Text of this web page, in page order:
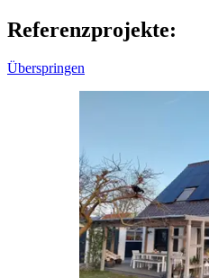
Referenzprojekte:
Überspringen